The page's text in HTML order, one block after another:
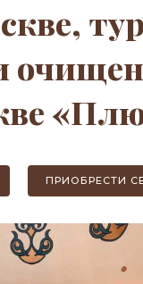
ПРИОБРЕСТИ